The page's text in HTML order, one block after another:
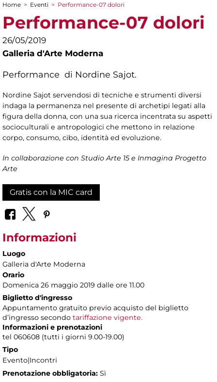
Tu sei qui
Home > Eventi > Performance-07 dolori
Performance-07 dolori
26/05/2019
Galleria d'Arte Moderna
Performance di Nordine Sajot.
Nordine Sajot servendosi di tecniche e strumenti diversi
indaga la permanenza nel presente di archetipi legati alla
figura della donna, con una sua ricerca incentrata su aspetti
socioculturali e antropologici che mettono in relazione
corpo, consumo, cibo, identità ed evoluzione.
In collaborazione con Studio Arte 15 e Inmagina Progetto
Arte
Gratis con la MIC card
Informazioni
Luogo
Galleria d'Arte Moderna
Orario
Domenica 26 maggio 2019 dalle ore 11.00
Biglietto d'ingresso
Appuntamento gratuito previo acquisto del biglietto
d’ingresso secondo tariffazione vigente.
Informazioni e prenotazioni
tel 060608 (tutti i giorni 9.00-19.00)
Tipo
Evento|Incontri
Prenotazione obbligatoria: Sì